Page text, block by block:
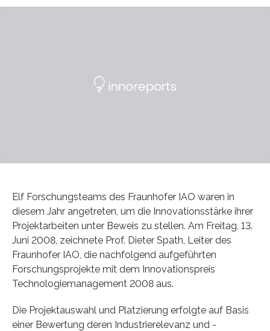
Elf Forschungsteams des Fraunhofer IAO waren in
diesem Jahr angetreten, um die Innovationsstärke ihrer
Projektarbeiten unter Beweis zu stellen. Am Freitag, 13.
Juni 2008, zeichnete Prof. Dieter Spath, Leiter des
Fraunhofer IAO, die nachfolgend aufgeführten
Forschungsprojekte mit dem Innovationspreis
Technologiemanagement 2008 aus.
Die Projektauswahl und Platzierung erfolgte auf Basis
einer Bewertung deren Industrierelevanz und -